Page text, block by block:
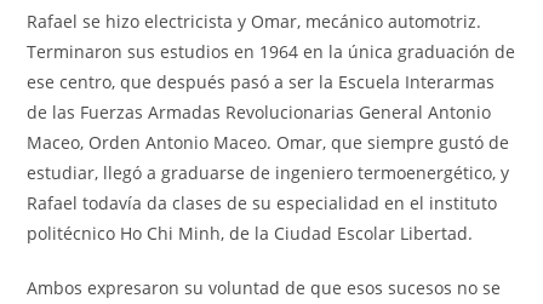
Rafael se hizo electricista y Omar, mecánico automotriz.
Terminaron sus estudios en 1964 en la única graduación de
ese centro, que después pasó a ser la Escuela Interarmas
de las Fuerzas Armadas Revolucionarias General Antonio
Maceo, Orden Antonio Maceo. Omar, que siempre gustó de
estudiar, llegó a graduarse de ingeniero termoenergético, y
Rafael todavía da clases de su especialidad en el instituto
politécnico Ho Chi Minh, de la Ciudad Escolar Libertad.
Ambos expresaron su voluntad de que esos sucesos no se